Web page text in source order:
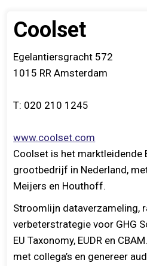
Coolset
Egelantiersgracht 572
1015 RR Amsterdam
T: 020 210 1245
www.coolset.com
Coolset is het marktleidende
grootbedrijf in Nederland,
Meijers en Houthoff.
Stroomlijn dataverzameling,
verbeterstrategie voor GHG
EU Taxonomy, EUDR en
met collega’s en genereer